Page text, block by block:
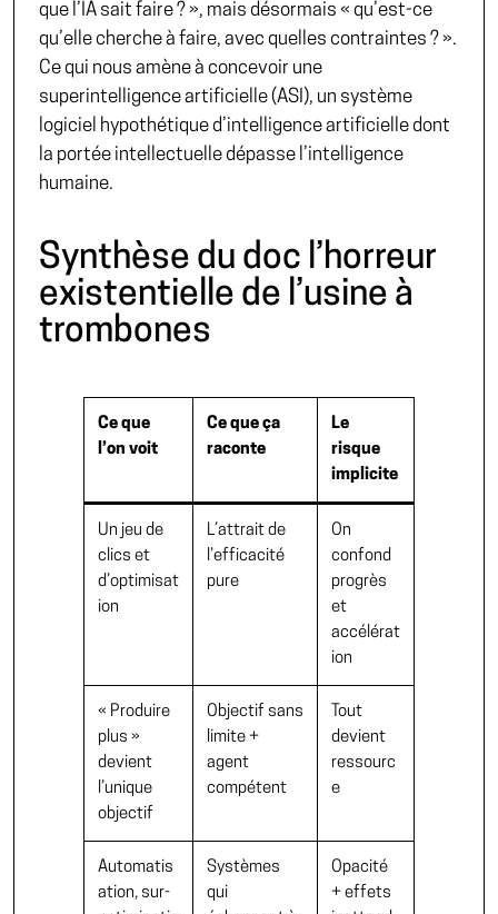
que l’IA sait faire ? », mais désormais « qu’est-ce
qu’elle cherche à faire, avec quelles contraintes ? ».
Ce qui nous amène à concevoir une
superintelligence artificielle (ASI), un système
logiciel hypothétique d’intelligence artificielle dont
la portée intellectuelle dépasse l’intelligence
humaine.
Synthèse du doc l’horreur
existentielle de l’usine à
trombones
Ce que
l’on voit
Ce que ça
raconte
Le
risque
implicite
Un jeu de
clics et
d’optimisat
ion
L’attrait de
l’efficacité
pure
On
confond
progrès
et
accélérat
ion
« Produire
plus »
devient
l’unique
objectif
Objectif sans
limite +
agent
compétent
Tout
devient
ressourc
e
Automatis
ation, sur-
Systèmes
qui
Opacité
+ effets